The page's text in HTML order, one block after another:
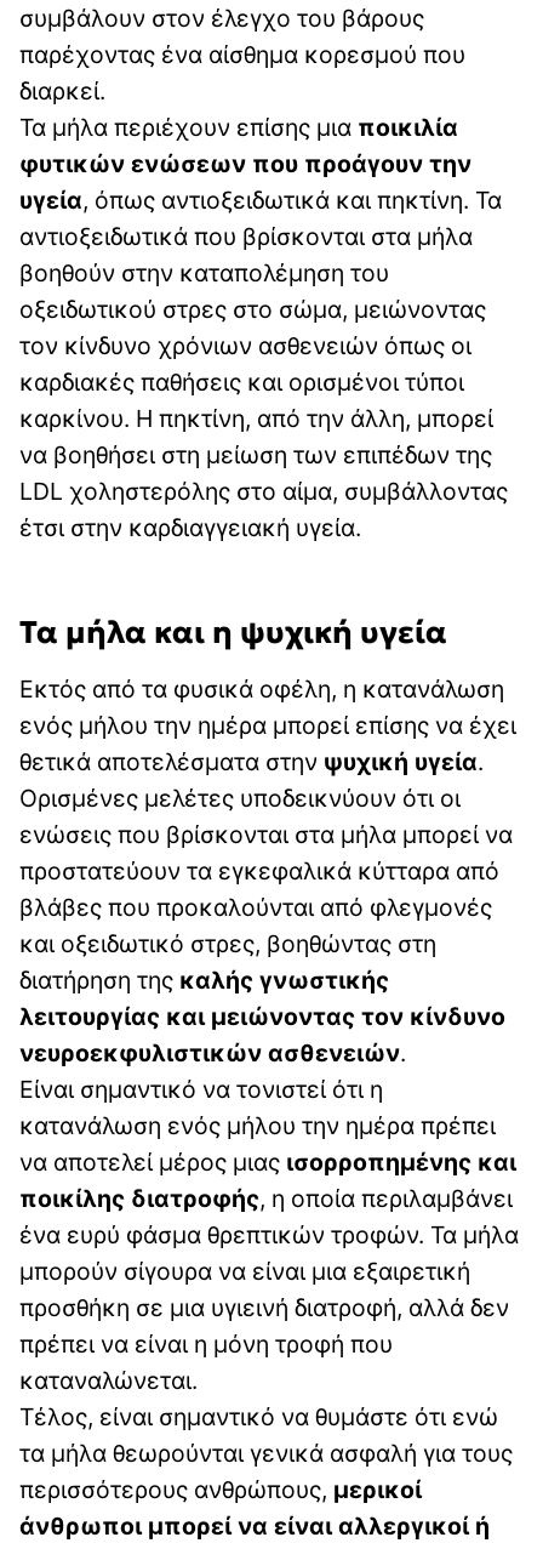
συμβάλουν στον έλεγχο του βάρους
παρέχοντας ένα αίσθημα κορεσμού που
διαρκεί.
Τα μήλα περιέχουν επίσης μια ποικιλία
φυτικών ενώσεων που προάγουν την
υγεία, όπως αντιοξειδωτικά και πηκτίνη. Τα
αντιοξειδωτικά που βρίσκονται στα μήλα
βοηθούν στην καταπολέμηση του
οξειδωτικού στρες στο σώμα, μειώνοντας
τον κίνδυνο χρόνιων ασθενειών όπως οι
καρδιακές παθήσεις και ορισμένοι τύποι
καρκίνου. Η πηκτίνη, από την άλλη, μπορεί
να βοηθήσει στη μείωση των επιπέδων της
LDL χοληστερόλης στο αίμα, συμβάλλοντας
έτσι στην καρδιαγγειακή υγεία.
Τα μήλα και η ψυχική υγεία
Εκτός από τα φυσικά οφέλη, η κατανάλωση
ενός μήλου την ημέρα μπορεί επίσης να έχει
θετικά αποτελέσματα στην ψυχική υγεία.
Ορισμένες μελέτες υποδεικνύουν ότι οι
ενώσεις που βρίσκονται στα μήλα μπορεί να
προστατεύουν τα εγκεφαλικά κύτταρα από
βλάβες που προκαλούνται από φλεγμονές
και οξειδωτικό στρες, βοηθώντας στη
διατήρηση της καλής γνωστικής
λειτουργίας και μειώνοντας τον κίνδυνο
νευροεκφυλιστικών ασθενειών.
Είναι σημαντικό να τονιστεί ότι η
κατανάλωση ενός μήλου την ημέρα πρέπει
να αποτελεί μέρος μιας ισορροπημένης και
ποικίλης διατροφής, η οποία περιλαμβάνει
ένα ευρύ φάσμα θρεπτικών τροφών. Τα μήλα
μπορούν σίγουρα να είναι μια εξαιρετική
προσθήκη σε μια υγιεινή διατροφή, αλλά δεν
πρέπει να είναι η μόνη τροφή που
καταναλώνεται.
Τέλος, είναι σημαντικό να θυμάστε ότι ενώ
τα μήλα θεωρούνται γενικά ασφαλή για τους
περισσότερους ανθρώπους, μερικοί
άνθρωποι μπορεί να είναι αλλεργικοί ή